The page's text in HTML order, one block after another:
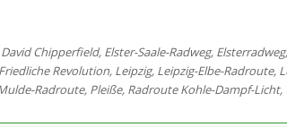
David Chipperfield, Elster-Saale-Radweg, Elsterradweg,
Friedliche Revolution, Leipzig, Leipzig-Elbe-Radroute,
Radroute, Pleiße, Radroute Kohle-Dampf-Licht,